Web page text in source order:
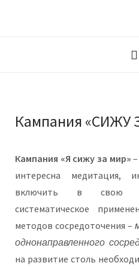
Кампания «СИЖУ
Кампания «Я сижу за мир»
интересна медитация,
включить в свою
систематическое
методов сосредоточения –
однонаправленного
на развитие столь